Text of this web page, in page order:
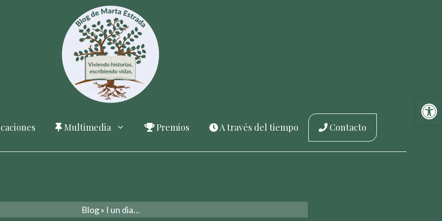
Abrir
Multimedia Premios A través del tiempo Contacto
Blog» I un dia…